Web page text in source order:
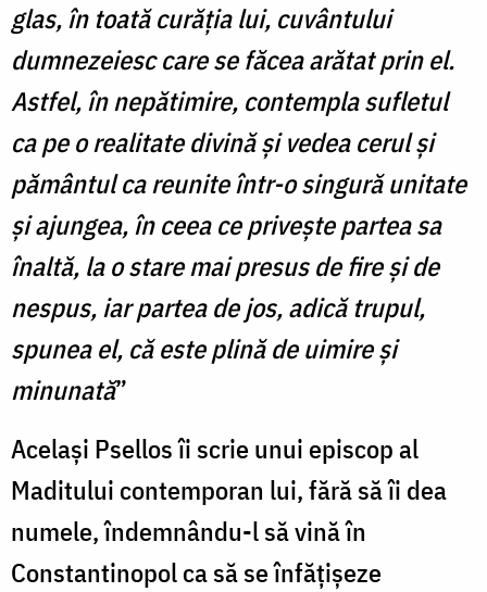
glas, în toată curăția lui, cuvântului
dumnezeiesc care se făcea arătat prin el.
Astfel, în nepătimire, contempla sufletul
ca pe o realitate divină și vedea cerul și
pământul ca reunite într-o singură unitate
și ajungea, în ceea ce privește partea sa
înaltă, la o stare mai presus de fire și de
nespus, iar partea de jos, adică trupul,
spunea el, că este plină de uimire și
minunată”
Același Psellos îi scrie unui episcop al
Maditului contemporan lui, fără să îi dea
numele, îndemnându-l să vină în
Constantinopol ca să se înfățișeze